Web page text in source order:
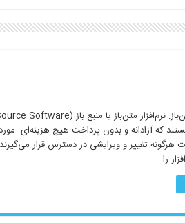
که آزادانه و بدون پرداخت هیچ هزینه‌ای
هرگونه تغییر و ویرایشی در دسترس قرار
را …